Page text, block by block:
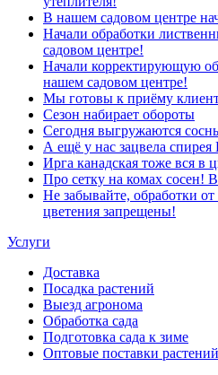
В нашем садовом центре
Начали обработки
садовом центре!
Начали корректирующую
нашем садовом центре!
Мы готовы к приёму
Сезон набирает обороты
Сегодня выгружаются
А ещё у нас зацвела
Ирга канадская тоже вся в
Про сетку на комах сосен!
Не забывайте, обработки
цветения запрещены!
Услуги
Доставка
Посадка растений
Выезд агронома
Обработка сада
Подготовка сада к зиме
Оптовые поставки растений